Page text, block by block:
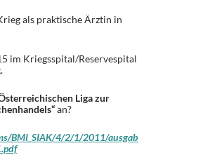
als praktische Ärztin in
im Kriegsspital/Reservespital
Liga zur
an?
BMI_SIAK/4/2/1/2011/ausgab